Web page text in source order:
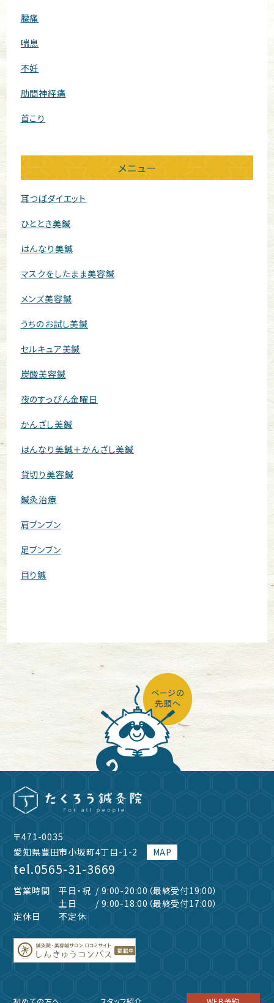
腰痛
喘息
不妊
肋間神経痛
首こり
メニュー
耳つぼダイエット
ひととき美鍼
はんなり美鍼
マスクをしたまま美容鍼
メンズ美容鍼
うちのお試し美鍼
セルキュア美鍼
炭酸美容鍼
夜のすっぴん金曜日
かんざし美鍼
はんなり美鍼＋かんざし美鍼
貸切り美容鍼
鍼灸治療
肩ブンブン
足ブンブン
目り鍼
〒471-0035
愛知県豊田市小坂町4丁目-1-2
MAP
tel.0565-31-3669
営業時間 平日・祝 / 9:00-20:00（最終受付19:00）
土日
/ 9:00-18:00（最終受付17:00）
定休日
不定休
初めての方へ スタッフ紹介 WEB予約